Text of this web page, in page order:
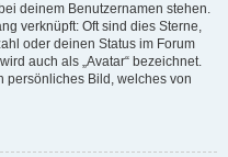
deinem Benutzernamen stehen.
verknüpft: Oft sind dies Sterne,
oder deinen Status im Forum
auch als „Avatar“ bezeichnet.
persönliches Bild, welches von